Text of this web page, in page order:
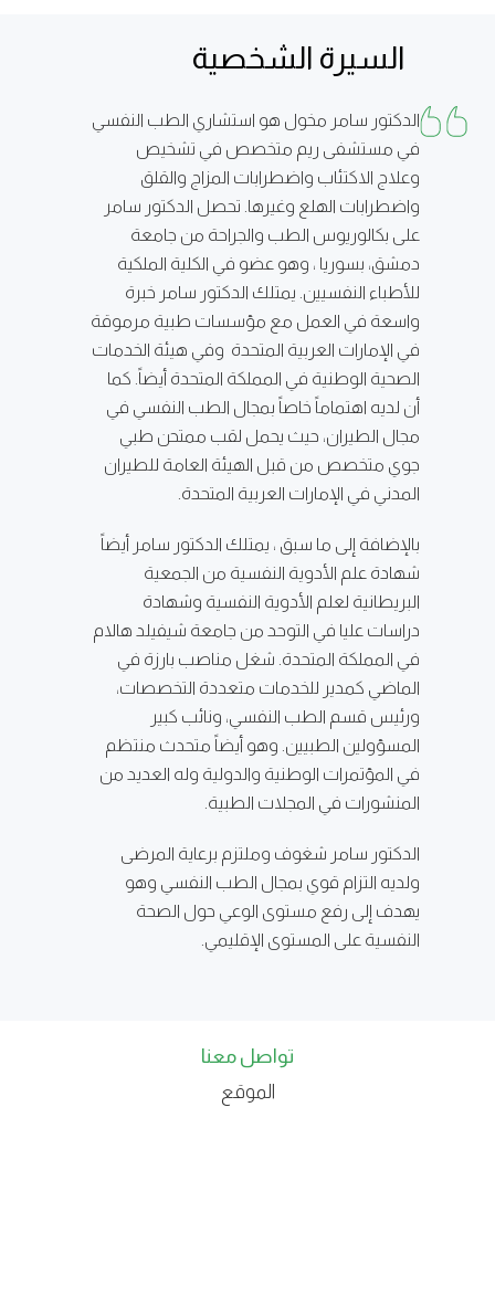
السيرة الشخصية
الدكتور سامر مخول هو استشاري الطب النفسي
في مستشفى ريم متخصص في تشخيص
وعلاج الاكتئاب واضطرابات المزاج والقلق
واضطرابات الهلع وغيرها. تحصل الدكتور سامر
على بكالوريوس الطب والجراحة من جامعة
دمشق، بسوريا ، وهو عضو في الكلية الملكية
للأطباء النفسيين. يمتلك الدكتور سامر خبرة
واسعة في العمل مع مؤسسات طبية مرموقة
في الإمارات العربية المتحدة وفي هيئة الخدمات
الصحية الوطنية في المملكة المتحدة أيضاً. كما
أن لديه اهتماماً خاصاً بمجال الطب النفسي في
مجال الطيران، حيث يحمل لقب ممتحن طبي
جوي متخصص من قبل الهيئة العامة للطيران
المدني في الإمارات العربية المتحدة.
بالإضافة إلى ما سبق ، يمتلك الدكتور سامر أيضاً
شهادة علم الأدوية النفسية من الجمعية
البريطانية لعلم الأدوية النفسية وشهادة
دراسات عليا في التوحد من جامعة شيفيلد هالام
في المملكة المتحدة. شغل مناصب بارزة في
الماضي كمدير للخدمات متعددة التخصصات،
ورئيس قسم الطب النفسي، ونائب كبير
المسؤولين الطبيين. وهو أيضاً متحدث منتظم
في المؤتمرات الوطنية والدولية وله العديد من
المنشورات في المجلات الطبية.
الدكتور سامر شغوف وملتزم برعاية المرضى
ولديه التزام قوي بمجال الطب النفسي وهو
يهدف إلى رفع مستوى الوعي حول الصحة
النفسية على المستوى الإقليمي.
تواصل معنا
الموقع